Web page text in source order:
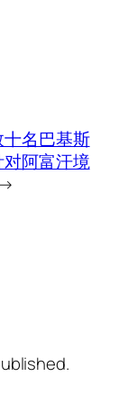
名巴基斯
阿富汗境
→